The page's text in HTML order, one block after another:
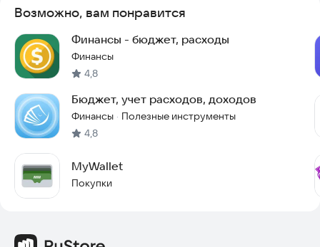
Возможно, вам понравится
Финансы - бюджет, расходы
Финансы
4,8
Бюджет, учет расходов, доходов
Финансы · Полезные инструменты
4,8
MyWallet
Покупки